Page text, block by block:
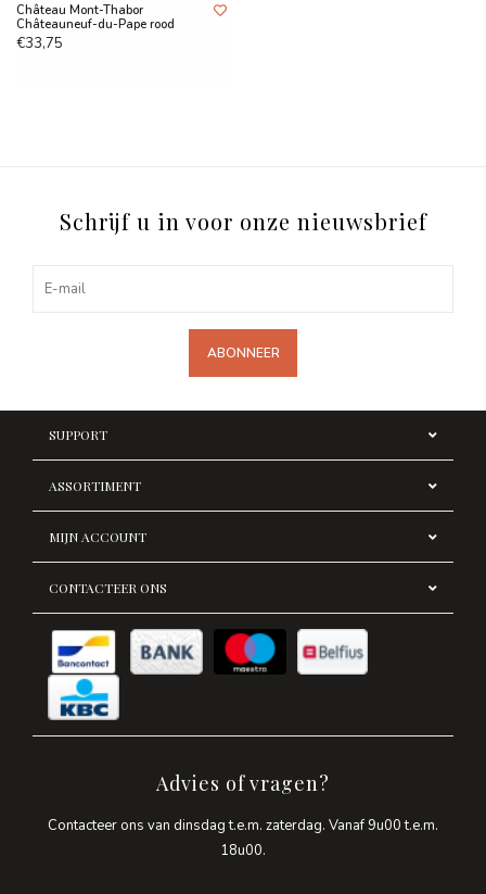
Château Mont-Thabor
Châteauneuf-du-Pape rood
€33,75
Schrijf u in voor onze nieuwsbrief
ABONNEER
SUPPORT
ASSORTIMENT
MIJN ACCOUNT
CONTACTEER ONS
Advies of vragen?
Contacteer ons van dinsdag t.e.m. zaterdag. Vanaf 9u00 t.e.m.
18u00.